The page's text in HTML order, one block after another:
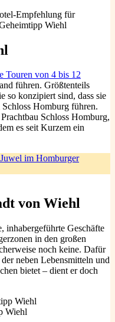
Touren von 4 bis 12
führen. Größtenteils
so konzipiert sind, dass sie
Homburg führen.
Schloss Homburg,
es seit Kurzem ein
im Homburger
von Wiehl
inhabergeführte Geschäfte
in den großen
noch keine. Dafür
neben Lebensmitteln und
bietet – dient er doch
Wiehl